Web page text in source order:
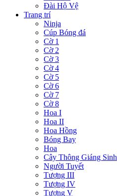
Đài Hộ Vệ
Trang trí
Ninja
Cúp Bóng đá
Cờ 1
Cờ 2
Cờ 3
Cờ 4
Cờ 5
Cờ 6
Cờ 7
Cờ 8
Hoa I
Hoa II
Hoa Hồng
Bóng Bay
Hoa
Cây Thông Giáng Sinh
Người Tuyết
Tượng III
Tượng IV
Tượng V